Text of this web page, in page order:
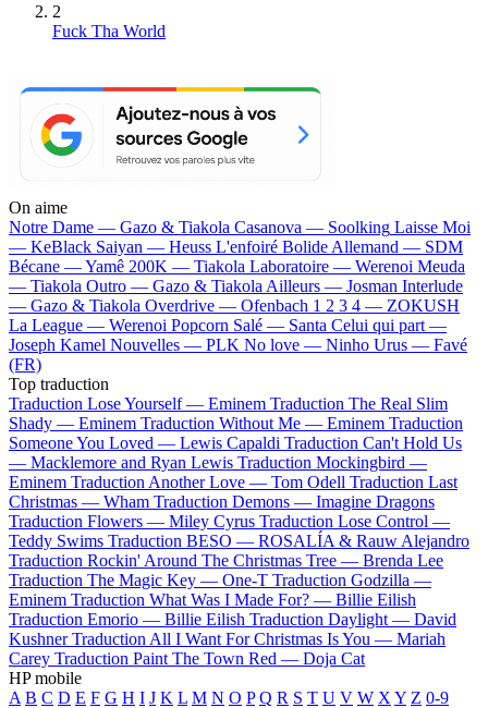
2
Fuck Tha World
On aime
Notre Dame — Gazo & Tiakola Casanova — Soolking Laisse Moi
— KeBlack Saiyan — Heuss L'enfoiré Bolide Allemand — SDM
Bécane —Yamê 200K — Tiakola Laboratoire — Werenoi Meuda
— Tiakola Outro — Gazo & Tiakola Ailleurs — Josman Interlude
— Gazo & Tiakola Overdrive — Ofenbach 1 2 3 4 — ZOKUSH
La League — Werenoi Popcorn Salé — Santa Celui qui part —
Joseph Kamel Nouvelles — PLK No love — Ninho Urus — Favé
(FR)
Top traduction
Traduction Lose Yourself — Eminem Traduction The Real Slim
Shady — Eminem Traduction Without Me — Eminem Traduction
Someone You Loved — Lewis Capaldi Traduction Can't Hold Us
— Macklemore and Ryan Lewis Traduction Mockingbird —
Eminem Traduction Another Love — Tom Odell Traduction Last
Christmas — Wham Traduction Demons — Imagine Dragons
Traduction Flowers — Miley Cyrus Traduction Lose Control —
Teddy Swims Traduction BESO — ROSALÍA & Rauw Alejandro
Traduction Rockin' Around The Christmas Tree — Brenda Lee
Traduction The Magic Key — One-T Traduction Godzilla —
Eminem Traduction What Was I Made For? — Billie Eilish
Traduction Emorio — Billie Eilish Traduction Daylight — David
Kushner Traduction All I Want For Christmas Is You — Mariah
Carey Traduction Paint The Town Red — Doja Cat
HP mobile
A B C D E F G H I J K L M N O P Q R S T U V W X Y Z 0-9